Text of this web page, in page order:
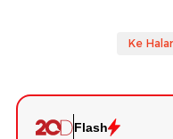
Ke
Flash